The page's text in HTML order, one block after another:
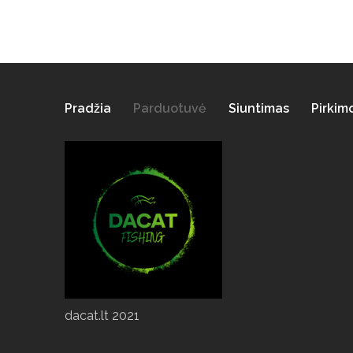
Pradžia Parduotuvė Siuntimas
dacat.lt 2021